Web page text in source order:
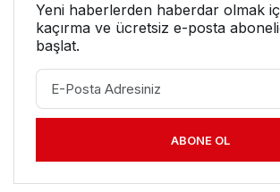
Yeni haberlerden haberdar olmak
kaçırma ve ücretsiz e-posta
başlat.
ABONE OL